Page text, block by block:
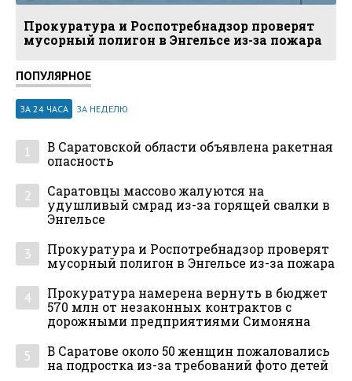
Прокуратура и Роспотребнадзор проверят
мусорный полигон в Энгельсе из-за пожара
ПОПУЛЯРНОЕ
ЗА 24 ЧАСА ЗА НЕДЕЛЮ
1
В Саратовской области объявлена ракетная
опасность
2
Саратовцы массово жалуются на
удушливый смрад из-за горящей свалки в
Энгельсе
3
Прокуратура и Роспотребнадзор проверят
мусорный полигон в Энгельсе из-за пожара
4
Прокуратура намерена вернуть в бюджет
570 млн от незаконных контрактов с
дорожными предприятиями Симоняна
5
В Саратове около 50 женщин пожаловались
на подростка из-за требований фото детей